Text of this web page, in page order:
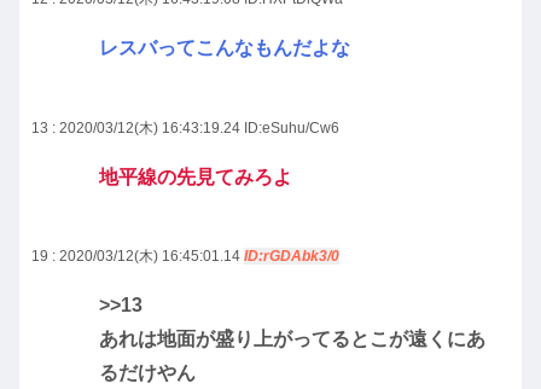
レスバってこんなもんだよな
13 : 2020/03/12(木) 16:43:19.24 ID:eSuhu/Cw6
地平線の先見てみろよ
19 : 2020/03/12(木) 16:45:01.14 ID:rGDAbk3/0
>>13
あれは地面が盛り上がってるとこが遠くにあ
るだけやん